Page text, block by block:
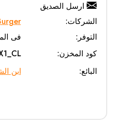
ارسل الصديق
الشركات:
التوفر:
فى
كود المخزن:
البائع:
ابن